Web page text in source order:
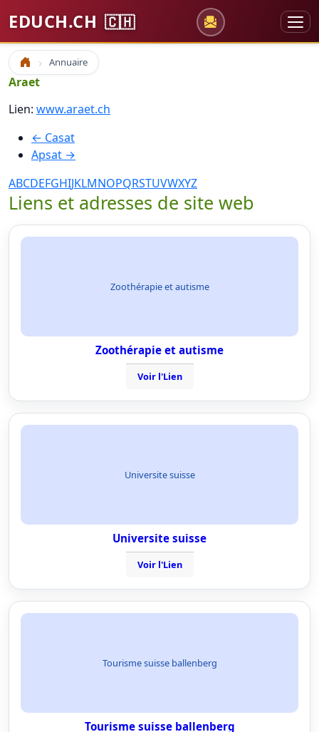
EDUCH.CH 🇨🇭
Accueil Annuaire
Araet
Lien: www.araet.ch
← Casat
Apsat →
ABCDEFGHIJKLMNOPQRSTUVWXYZ
Liens et adresses de site web
Zoothérapie et autisme
Zoothérapie et autisme
Voir l'Lien
Universite suisse
Universite suisse
Voir l'Lien
Tourisme suisse ballenberg
Tourisme suisse ballenberg